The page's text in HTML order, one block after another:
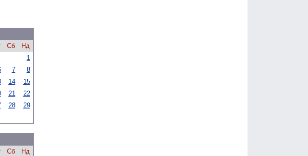
Сб
Нд
1
7
8
14
15
21
22
28
29
Сб
Нд